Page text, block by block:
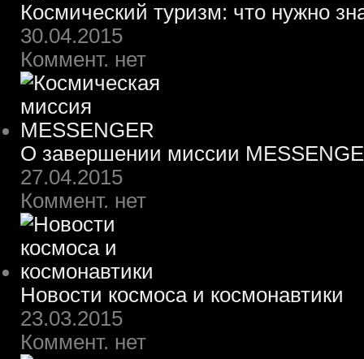
Космический туризм: что нужно
30.04.2015
Коммент. нет
О завершении миссии
27.04.2015
Коммент. нет
Новости космоса и космонавтики
23.03.2015
Коммент. нет